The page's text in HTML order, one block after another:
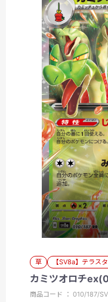
草 【SV8a】テラス
カミツオロチ
商品コード ： 010/187/